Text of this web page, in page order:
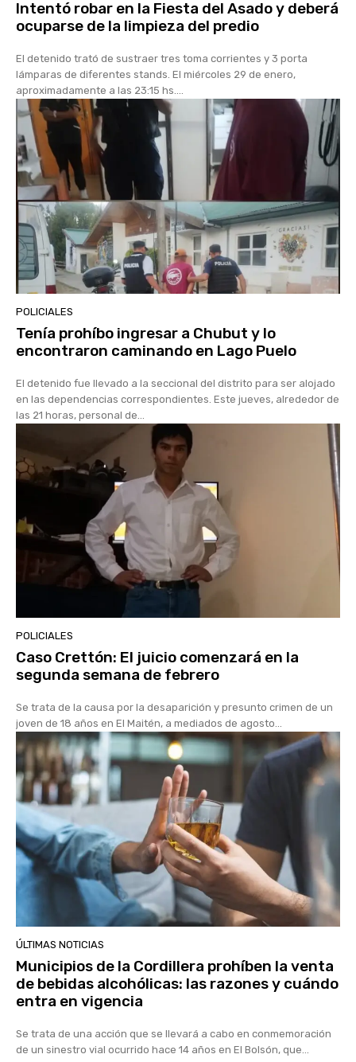
Intentó robar en la Fiesta del Asado y deberá
ocuparse de la limpieza del predio
El detenido trató de sustraer tres toma corrientes y 3 porta
lámparas de diferentes stands. El miércoles 29 de enero,
aproximadamente a las 23:15 hs....
POLICIALES
Tenía prohíbo ingresar a Chubut y lo
encontraron caminando en Lago Puelo
El detenido fue llevado a la seccional del distrito para ser alojado
en las dependencias correspondientes. Este jueves, alrededor de
las 21 horas, personal de...
POLICIALES
Caso Crettón: El juicio comenzará en la
segunda semana de febrero
Se trata de la causa por la desaparición y presunto crimen de un
joven de 18 años en El Maitén, a mediados de agosto...
ÚLTIMAS NOTICIAS
Municipios de la Cordillera prohíben la venta
de bebidas alcohólicas: las razones y cuándo
entra en vigencia
Se trata de una acción que se llevará a cabo en conmemoración
de un sinestro vial ocurrido hace 14 años en El Bolsón, que...